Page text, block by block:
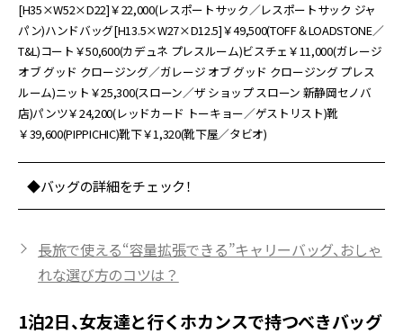
[H35×W52×D22]￥22,000(レスポートサック／レスポートサック ジャ
パン)ハンドバッグ[H13.5×W27×D12.5]￥49,500(TOFF＆LOADSTONE／
T&L)コート￥50,600(カデュネ プレスルーム)ビスチェ￥11,000(ガレージ
オブ グッド クロージング／ガレージ オブ グッド クロージング プレス
ルーム)ニット￥25,300(スローン／ザ ショップ スローン 新静岡セノバ
店)パンツ￥24,200(レッドカード トーキョー／ゲストリスト)靴
￥39,600(PIPPICHIC)靴下￥1,320(靴下屋／タビオ)
◆バッグの詳細をチェック！
長旅で使える“容量拡張できる”キャリーバッグ、おしゃ
れな選び方のコツは？
1泊2日、女友達と行くホカンスで持つべきバッグ